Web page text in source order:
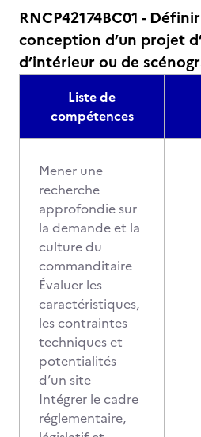
RNCP42174BC01 -
conception d’un projet
d’intérieur ou de
Liste de
compétences
Mener une
recherche
approfondie sur
la demande et la
culture du
commanditaire
Évaluer les
caractéristiques,
les contraintes
techniques et
potentialités
d’un site
Intégrer le cadre
réglementaire,